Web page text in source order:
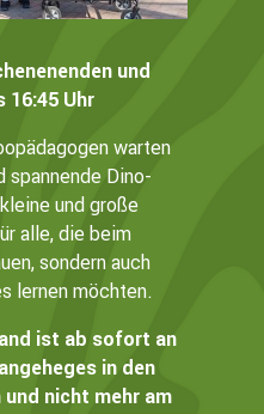
und
16:45 Uhr
warten
spannende Dino-
und große
alle, die beim
sondern auch
lernen möchten.
ist ab sofort an
in den
nicht mehr am